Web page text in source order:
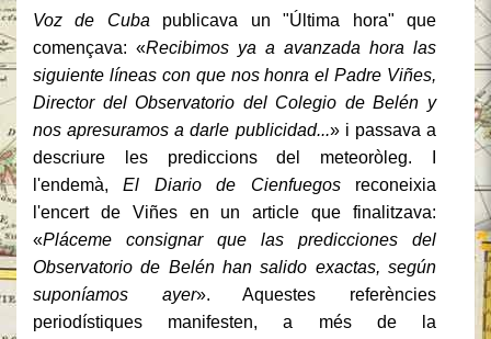
Voz de Cuba publicava un "Última hora" que
començava: «Recibimos ya a avanzada hora las
siguiente líneas con que nos honra el Padre Viñes,
Director del Observatorio del Colegio de Belén y
nos apresuramos a darle publicidad...» i passava a
descriure les prediccions del meteoròleg. I
l'endemà,El Diario de Cienfuegosreconeixia
l'encert de Viñes en un article que finalitzava:
«Pláceme consignar que las predicciones del
Observatorio de Belén han salido exactas, según
suponíamos ayer». Aquestes referències
periodístiques manifesten, a més de la